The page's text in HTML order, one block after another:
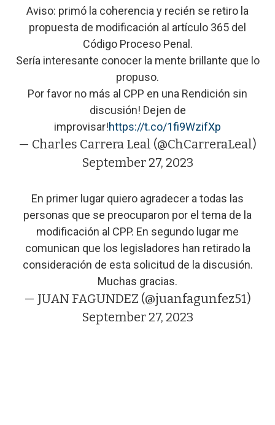
Aviso: primó la coherencia y recién se retiro la
propuesta de modificación al artículo 365 del
Código Proceso Penal.
Sería interesante conocer la mente brillante que lo
propuso.
Por favor no más al CPP en una Rendición sin
discusión! Dejen de
improvisar!https://t.co/1fi9WzifXp
— Charles Carrera Leal (@ChCarreraLeal)
September 27, 2023
En primer lugar quiero agradecer a todas las
personas que se preocuparon por el tema de la
modificación al CPP. En segundo lugar me
comunican que los legisladores han retirado la
consideración de esta solicitud de la discusión.
Muchas gracias.
— JUAN FAGUNDEZ (@juanfagunfez51)
September 27, 2023